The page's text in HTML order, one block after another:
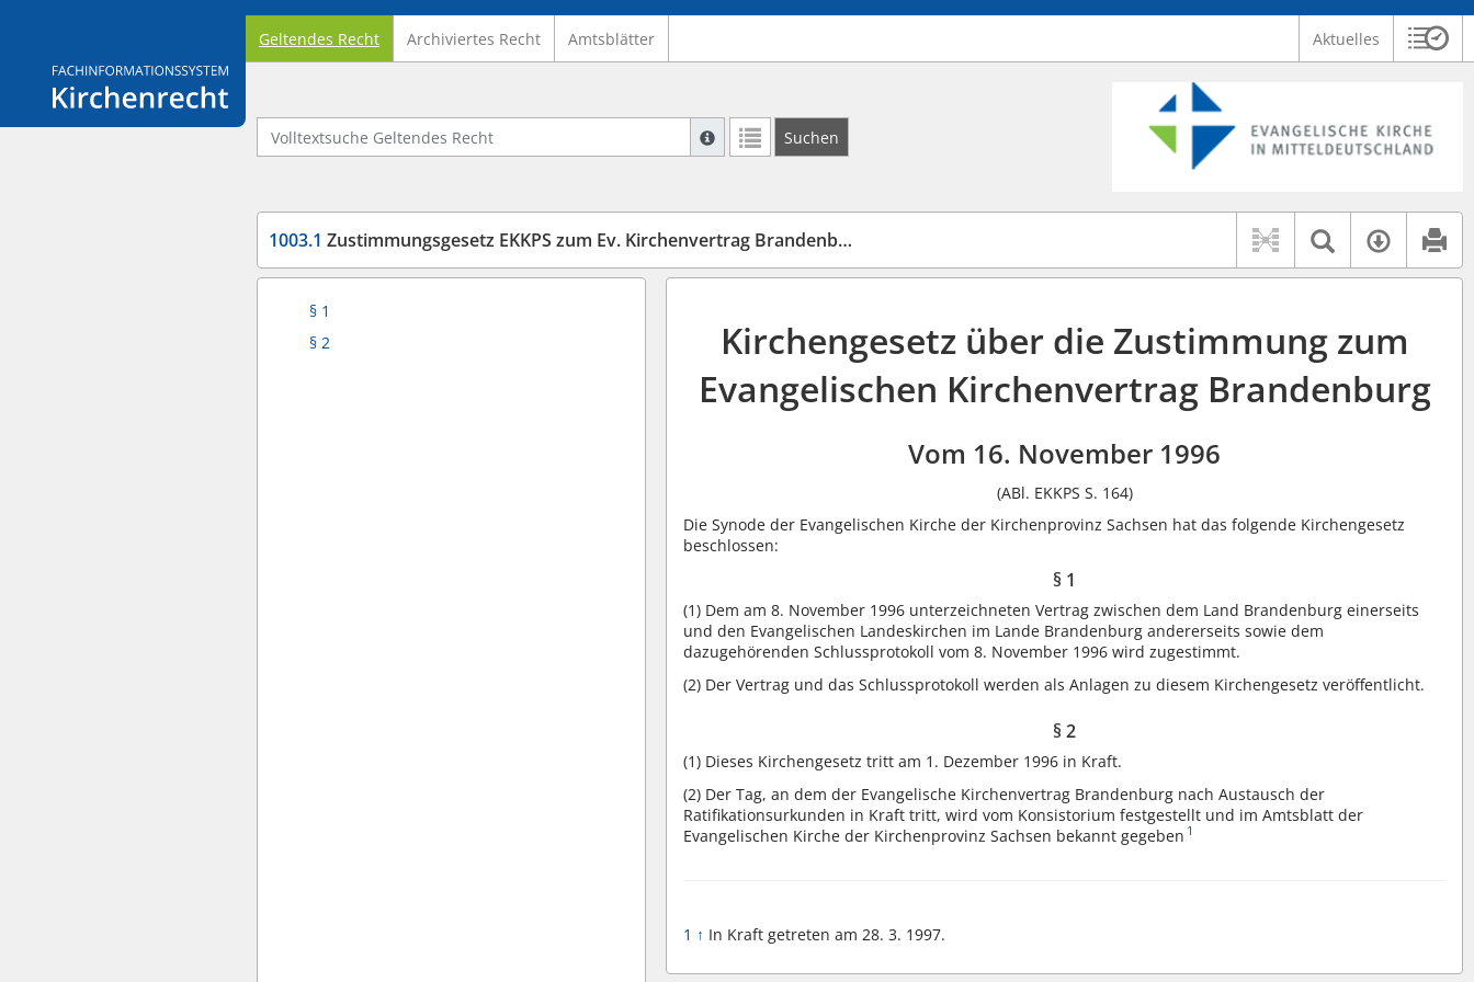
Logo Fachinformationssystem Kirchenrecht
Geltendes Recht Archiviertes Recht Amtsblätter Aktuelles
Volltextsuche Geltendes Recht
Suche mit Platzhalter "*", Bsp. Pfarrer*, findet auch: "Pfarrerinitiative" oder "Pfarrerausschuss".
Suchen
Logo Ev. Kirche in Mitteldeutschland
1003.1 Zustimmungsgesetz EKKPS zum Ev. Kirchenvertrag Brandenburg Textsuche
§ 1
§ 2
Kirchengesetz über die Zustimmung zum
Evangelischen Kirchenvertrag Brandenburg
Vom 16. November 1996
(ABl. EKKPS S. 164)
Die Synode der Evangelischen Kirche der Kirchenprovinz Sachsen hat das folgende Kirchengesetz
beschlossen:
§ 1
(1) Dem am 8. November 1996 unterzeichneten Vertrag zwischen dem Land Brandenburg einerseits
und den Evangelischen Landeskirchen im Lande Brandenburg andererseits sowie dem
dazugehörenden Schlussprotokoll vom 8. November 1996 wird zugestimmt.
(2) Der Vertrag und das Schlussprotokoll werden als Anlagen zu diesem Kirchengesetz veröffentlicht.
§ 2
(1) Dieses Kirchengesetz tritt am 1. Dezember 1996 in Kraft.
(2) Der Tag, an dem der Evangelische Kirchenvertrag Brandenburg nach Austausch der
Ratifikationsurkunden in Kraft tritt, wird vom Konsistorium festgestellt und im Amtsblatt der
Evangelischen Kirche der Kirchenprovinz Sachsen bekannt gegeben 1
1 ↑ In Kraft getreten am 28. 3. 1997.